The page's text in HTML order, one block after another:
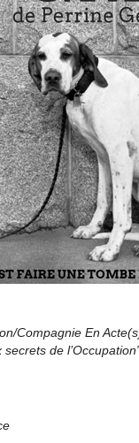
Compagnie En
de